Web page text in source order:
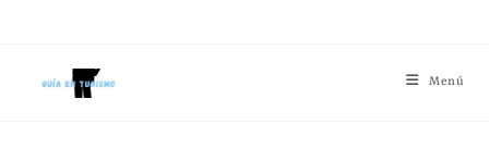
Menú